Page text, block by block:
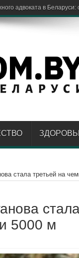
стала третьей на
5000 м